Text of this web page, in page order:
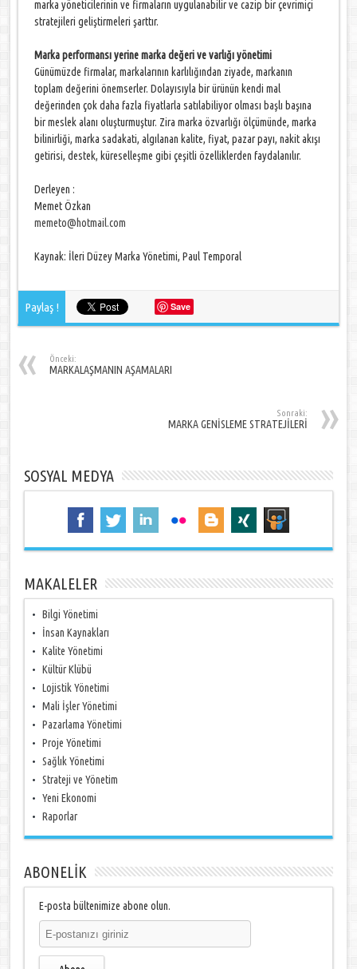
marka yöneticilerinin ve firmaların uygulanabilir ve cazip bir çevrimiçi
stratejileri geliştirmeleri şarttır.
Marka performansı yerine marka değeri ve varlığı yönetimi
Günümüzde firmalar, markalarının karlılığından ziyade, markanın
toplam değerini önemserler. Dolayısıyla bir ürünün kendi mal
değerinden çok daha fazla fiyatlarla satılabiliyor olması başlı başına
bir meslek alanı oluşturmuştur. Zira marka özvarlığı ölçümünde, marka
bilinirliği, marka sadakati, algılanan kalite, fiyat, pazar payı, nakit akışı
getirisi, destek, küreselleşme gibi çeşitli özelliklerden faydalanılır.
Derleyen :
Memet Özkan
memeto@hotmail.com
Kaynak: İleri Düzey Marka Yönetimi, Paul Temporal
Paylaş ! Save
Önceki:
MARKALAŞMANIN AŞAMALARI
Sonraki:
MARKA GENİSLEME STRATEJİLERİ
SOSYAL MEDYA
MAKALELER
Bilgi Yönetimi
İnsan Kaynakları
Kalite Yönetimi
Kültür Klübü
Lojistik Yönetimi
Mali İşler Yönetimi
Pazarlama Yönetimi
Proje Yönetimi
Sağlık Yönetimi
Strateji ve Yönetim
Yeni Ekonomi
Raporlar
ABONELİK
E-posta bültenimize abone olun.